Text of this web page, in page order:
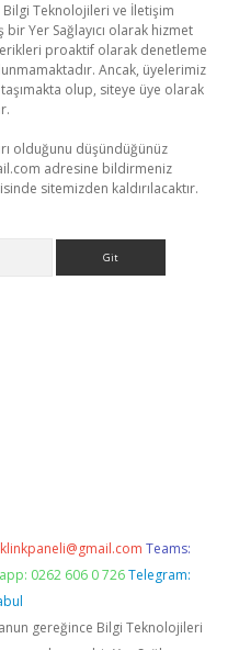
Bilgi Teknolojileri ve İletişim
bir Yer Sağlayıcı olarak hizmet
proaktif olarak denetleme
Ancak, üyelerimiz
olup, siteye üye olarak
olduğunu düşündüğünüz
adresine bildirmeniz
sitemizden kaldırılacaktır.
Teams:
0262 606 0 726 Telegram:
gereğince Bilgi Teknolojileri